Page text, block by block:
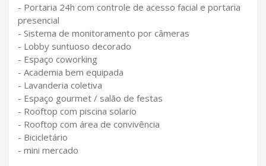
- Portaria 24h com controle de acesso facial e portaria
presencial
- Sistema de monitoramento por câmeras
- Lobby suntuoso decorado
- Espaço coworking
- Academia bem equipada
- Lavanderia coletiva
- Espaço gourmet / salão de festas
- Rooftop com piscina solario
- Rooftop com área de convivência
- Bicicletário
- mini mercado